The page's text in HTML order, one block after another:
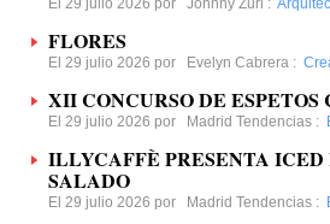
El 29 julio 2026 por Johnny Zuri :
FLORES
El 29 julio 2026 por Evelyn Cabrera :
XII CONCURSO DE ESPETOS
El 29 julio 2026 por Madrid Tendencias :
ILLYCAFFÈ PRESENTA
SALADO
El 29 julio 2026 por Madrid Tendencias :